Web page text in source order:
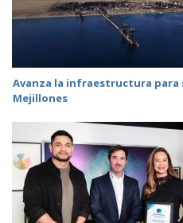
Avanza la infraestructura para
Mejillones